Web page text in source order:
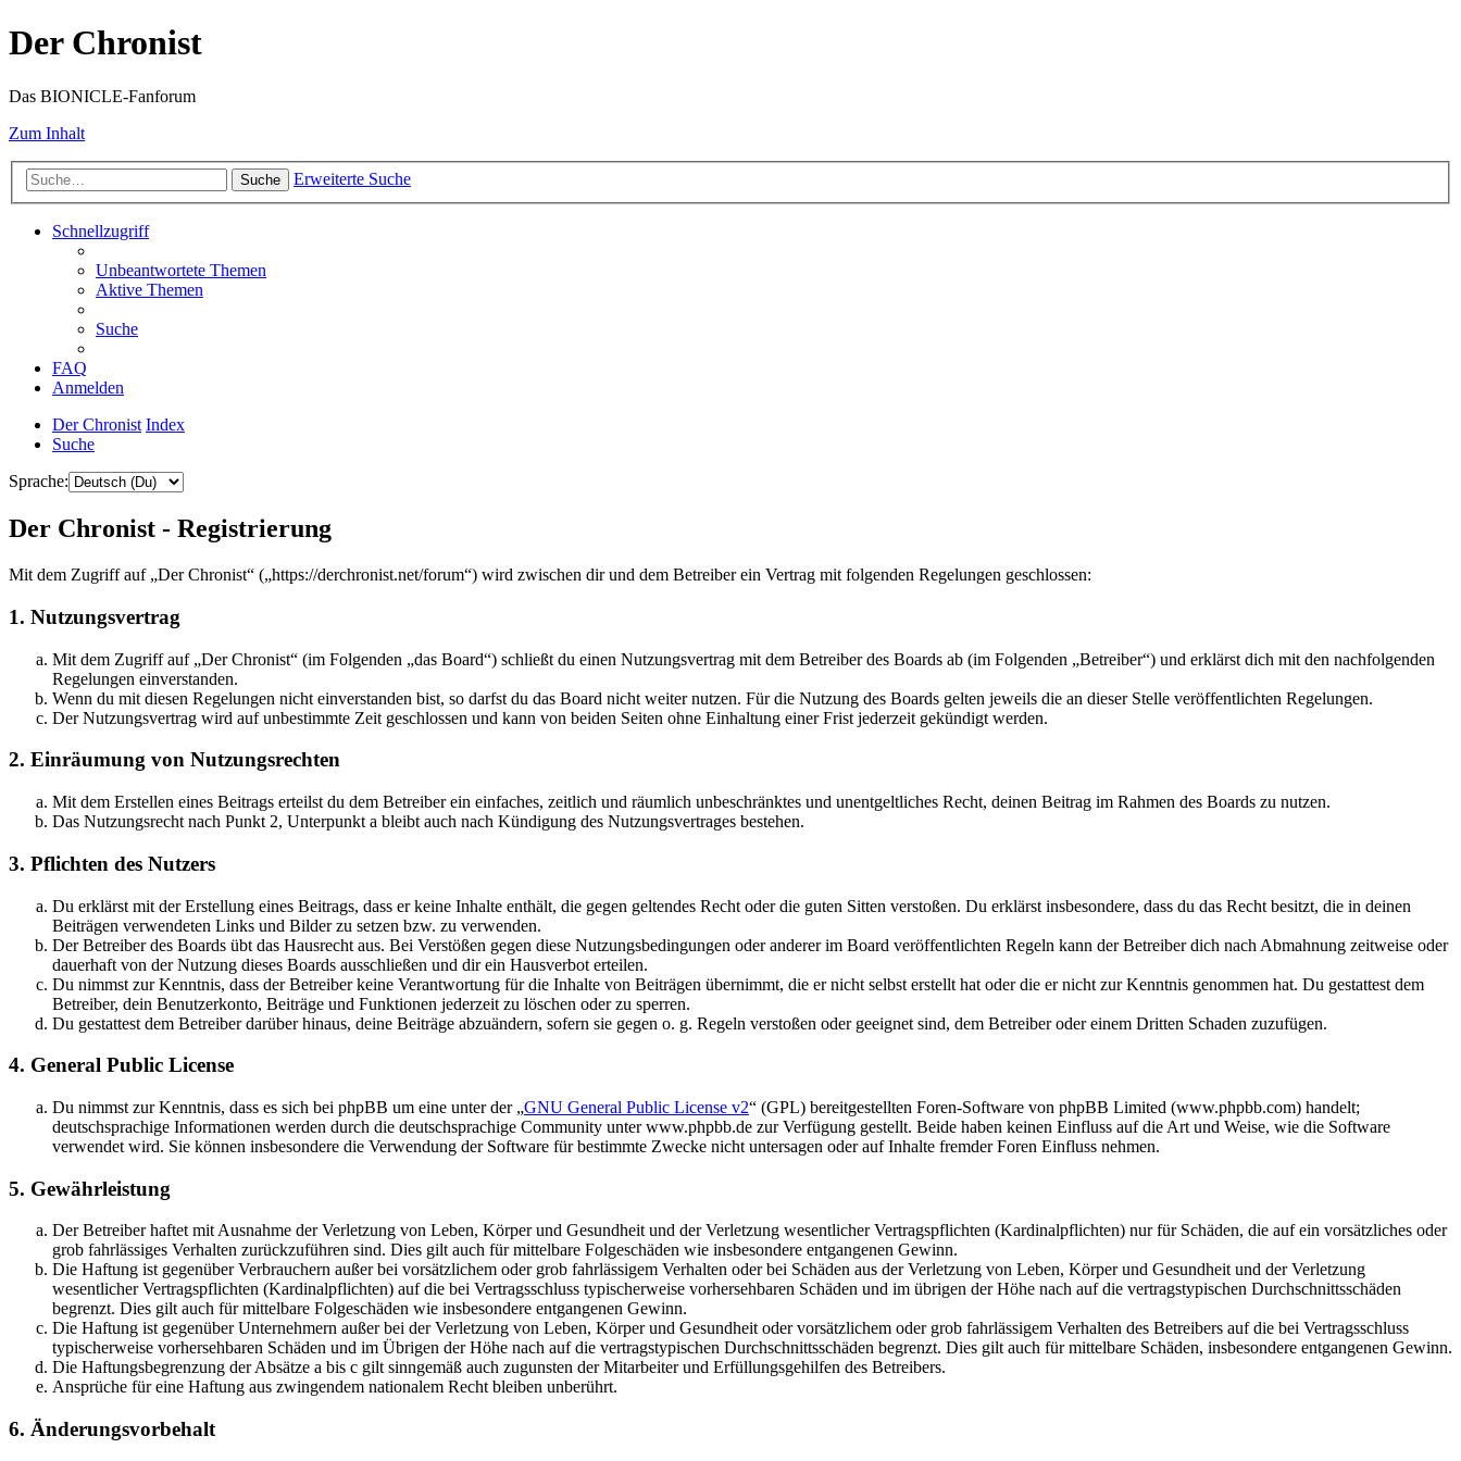
Der Chronist
Das BIONICLE-Fanforum
Zum Inhalt
Suche Erweiterte Suche
Schnellzugriff
Unbeantwortete Themen
Aktive Themen
Suche
FAQ
Anmelden
Der Chronist Index
Suche
Sprache:
Der Chronist - Registrierung
Mit dem Zugriff auf „Der Chronist“ („https://derchronist.net/forum“) wird zwischen dir und dem Betreiber ein Vertrag mit folgenden Regelungen geschlossen:
1. Nutzungsvertrag
Mit dem Zugriff auf „Der Chronist“ (im Folgenden „das Board“) schließt du einen Nutzungsvertrag mit dem Betreiber des Boards ab (im Folgenden „Betreiber“) und erklärst dich mit den nachfolgenden
Regelungen einverstanden.
Wenn du mit diesen Regelungen nicht einverstanden bist, so darfst du das Board nicht weiter nutzen. Für die Nutzung des Boards gelten jeweils die an dieser Stelle veröffentlichten Regelungen.
Der Nutzungsvertrag wird auf unbestimmte Zeit geschlossen und kann von beiden Seiten ohne Einhaltung einer Frist jederzeit gekündigt werden.
2. Einräumung von Nutzungsrechten
Mit dem Erstellen eines Beitrags erteilst du dem Betreiber ein einfaches, zeitlich und räumlich unbeschränktes und unentgeltliches Recht, deinen Beitrag im Rahmen des Boards zu nutzen.
Das Nutzungsrecht nach Punkt 2, Unterpunkt a bleibt auch nach Kündigung des Nutzungsvertrages bestehen.
3. Pflichten des Nutzers
Du erklärst mit der Erstellung eines Beitrags, dass er keine Inhalte enthält, die gegen geltendes Recht oder die guten Sitten verstoßen. Du erklärst insbesondere, dass du das Recht besitzt, die in deinen
Beiträgen verwendeten Links und Bilder zu setzen bzw. zu verwenden.
Der Betreiber des Boards übt das Hausrecht aus. Bei Verstößen gegen diese Nutzungsbedingungen oder anderer im Board veröffentlichten Regeln kann der Betreiber dich nach Abmahnung zeitweise oder
dauerhaft von der Nutzung dieses Boards ausschließen und dir ein Hausverbot erteilen.
Du nimmst zur Kenntnis, dass der Betreiber keine Verantwortung für die Inhalte von Beiträgen übernimmt, die er nicht selbst erstellt hat oder die er nicht zur Kenntnis genommen hat. Du gestattest dem
Betreiber, dein Benutzerkonto, Beiträge und Funktionen jederzeit zu löschen oder zu sperren.
Du gestattest dem Betreiber darüber hinaus, deine Beiträge abzuändern, sofern sie gegen o. g. Regeln verstoßen oder geeignet sind, dem Betreiber oder einem Dritten Schaden zuzufügen.
4. General Public License
Du nimmst zur Kenntnis, dass es sich bei phpBB um eine unter der „GNU General Public License v2“ (GPL) bereitgestellten Foren-Software von phpBB Limited (www.phpbb.com) handelt;
deutschsprachige Informationen werden durch die deutschsprachige Community unter www.phpbb.de zur Verfügung gestellt. Beide haben keinen Einfluss auf die Art und Weise, wie die Software
verwendet wird. Sie können insbesondere die Verwendung der Software für bestimmte Zwecke nicht untersagen oder auf Inhalte fremder Foren Einfluss nehmen.
5. Gewährleistung
Der Betreiber haftet mit Ausnahme der Verletzung von Leben, Körper und Gesundheit und der Verletzung wesentlicher Vertragspflichten (Kardinalpflichten) nur für Schäden, die auf ein vorsätzliches oder
grob fahrlässiges Verhalten zurückzuführen sind. Dies gilt auch für mittelbare Folgeschäden wie insbesondere entgangenen Gewinn.
Die Haftung ist gegenüber Verbrauchern außer bei vorsätzlichem oder grob fahrlässigem Verhalten oder bei Schäden aus der Verletzung von Leben, Körper und Gesundheit und der Verletzung
wesentlicher Vertragspflichten (Kardinalpflichten) auf die bei Vertragsschluss typischerweise vorhersehbaren Schäden und im übrigen der Höhe nach auf die vertragstypischen Durchschnittsschäden
begrenzt. Dies gilt auch für mittelbare Folgeschäden wie insbesondere entgangenen Gewinn.
Die Haftung ist gegenüber Unternehmern außer bei der Verletzung von Leben, Körper und Gesundheit oder vorsätzlichem oder grob fahrlässigem Verhalten des Betreibers auf die bei Vertragsschluss
typischerweise vorhersehbaren Schäden und im Übrigen der Höhe nach auf die vertragstypischen Durchschnittsschäden begrenzt. Dies gilt auch für mittelbare Schäden, insbesondere entgangenen Gewinn.
Die Haftungsbegrenzung der Absätze a bis c gilt sinngemäß auch zugunsten der Mitarbeiter und Erfüllungsgehilfen des Betreibers.
Ansprüche für eine Haftung aus zwingendem nationalem Recht bleiben unberührt.
6. Änderungsvorbehalt